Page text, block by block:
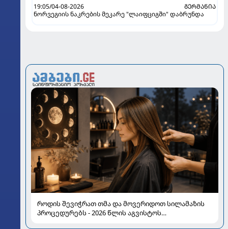
19:05/04-08-2026
ᲒᲔᲠᲛᲐᲜᲘᲐ
ნორვეგიის ნაკრების მეკარე "ლაიფციგში" დაბრუნდა
როდის შევიჭრათ თმა და მოვერიდოთ სილამაზის
პროცედურებს - 2026 წლის აგვისტოს